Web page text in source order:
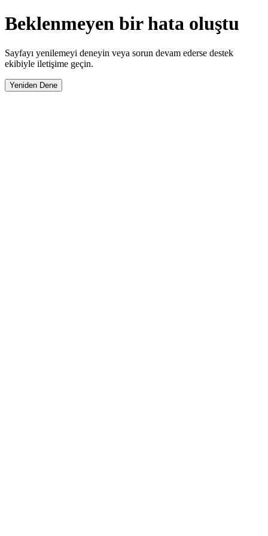
Beklenmeyen bir hata oluştu
Sayfayı yenilemeyi deneyin veya sorun devam ederse destek
ekibiyle iletişime geçin.
Yeniden Dene